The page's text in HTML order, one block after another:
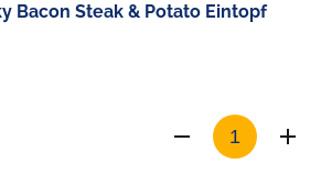
Bacon Steak & Potato Eintopf